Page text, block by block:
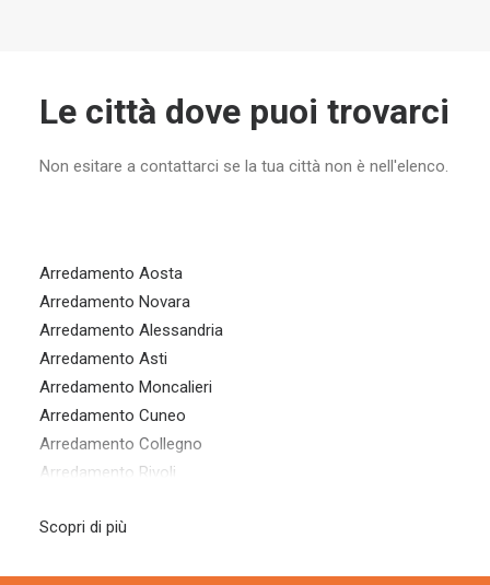
Le città dove puoi trovarci
Non esitare a contattarci se la tua città non è nell'elenco.
Arredamento Aosta
Arredamento Novara
Arredamento Alessandria
Arredamento Asti
Arredamento Moncalieri
Arredamento Cuneo
Arredamento Collegno
Arredamento Rivoli
Arredamento Settimo Torinese
Scopri di più